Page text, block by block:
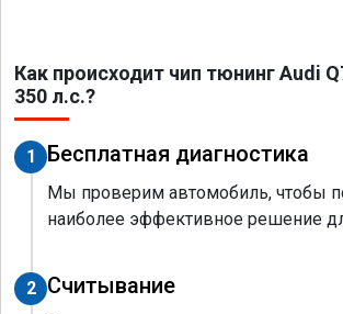
Как происходит чип тюнинг Audi
350 л.с.?
1 Бесплатная диагностика
Мы проверим автомобиль, чтобы
наиболее эффективное решение
2 Считывание